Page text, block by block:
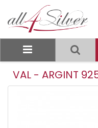
VAL - ARGINT